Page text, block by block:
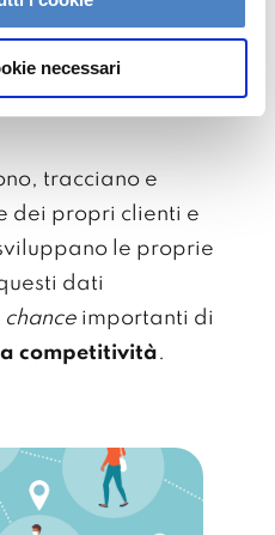
necessari
tracciano e
dei propri clienti e
le proprie
dati
chance importanti di
competitività.